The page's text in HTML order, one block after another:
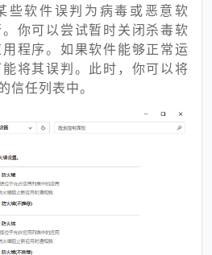
些软件误判为病毒或恶意软
你可以尝试暂时关闭杀毒软
程序。如果软件能够正常运
将其误判。此时，你可以将
信任列表中。